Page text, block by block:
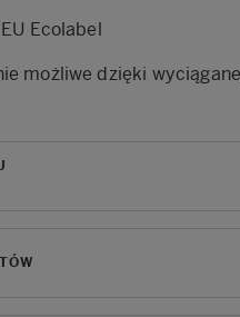
Ecolabel
możliwe dzięki